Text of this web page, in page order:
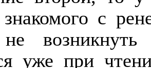
с
возникнуть
уже при